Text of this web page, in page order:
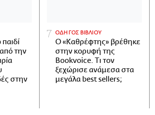
την
στην
ΟΔΗΓΟΣ ΒΙΒΛΙΟΥ
Ο «Καθρέφτης» βρέθηκε
στην κορυφή της
Bookvoice. Τι τον
ξεχώρισε ανάμεσα στα
μεγάλα best sellers;